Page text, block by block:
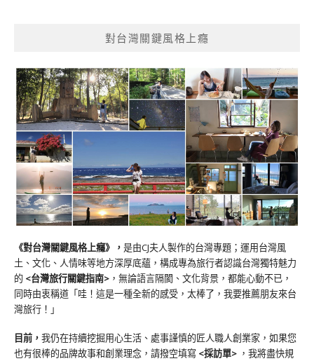
對台灣關鍵風格上癮
《對台灣關鍵風格上癮》 ， 是由CJ夫人製作的台灣專題；運用台灣風
土、文化、人情味等地方深厚底蘊，構成專為旅行者認識台灣獨特魅力
的 <台灣旅行關鍵指南> ，無論語言隔閡、文化背景，都能心動不已，
同時由衷稱道「哇！這是一種全新的感受，太棒了，我要推薦朋友來台
灣旅行！」
目前， 我仍在持續挖掘用心生活、處事謹慎的匠人職人創業家，如果您
也有很棒的品牌故事和創業理念，請撥空填寫 <採訪單> ，我將盡快規